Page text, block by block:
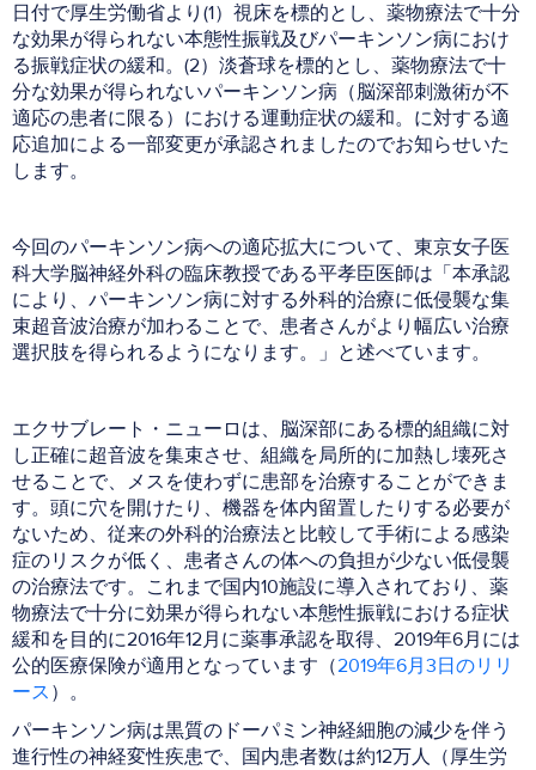
日付で厚生労働省より(1）視床を標的とし、薬物療法で十分
な効果が得られない本態性振戦及びパーキンソン病におけ
る振戦症状の緩和。(2）淡蒼球を標的とし、薬物療法で十
分な効果が得られないパーキンソン病（脳深部刺激術が不
適応の患者に限る）における運動症状の緩和。に対する適
応追加による一部変更が承認されましたのでお知らせいた
します。
今回のパーキンソン病への適応拡大について、東京女子医
科大学脳神経外科の臨床教授である平孝臣医師は「本承認
により、パーキンソン病に対する外科的治療に低侵襲な集
束超音波治療が加わることで、患者さんがより幅広い治療
選択肢を得られるようになります。」と述べています。
エクサブレート・ニューロは、脳深部にある標的組織に対
し正確に超音波を集束させ、組織を局所的に加熱し壊死さ
せることで、メスを使わずに患部を治療することができま
す。頭に穴を開けたり、機器を体内留置したりする必要が
ないため、従来の外科的治療法と比較して手術による感染
症のリスクが低く、患者さんの体への負担が少ない低侵襲
の治療法です。これまで国内10施設に導入されており、薬
物療法で十分に効果が得られない本態性振戦における症状
緩和を目的に2016年12月に薬事承認を取得、2019年6月には
公的医療保険が適用となっています（2019年6月3日のリリ
ース ）。
パーキンソン病は黒質のドーパミン神経細胞の減少を伴う
進行性の神経変性疾患で、国内患者数は約12万人（厚生労